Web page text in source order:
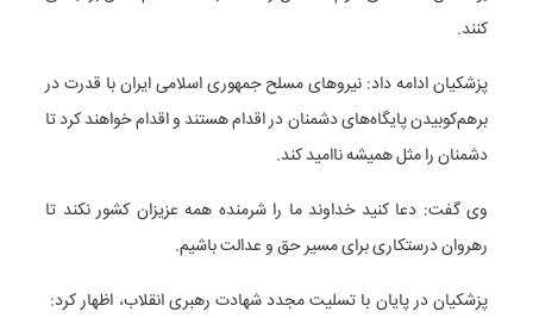
کنند.
پزشکیان ادامه داد: نیروهای مسلح جمهوری اسلامی ایران با قدرت در
برهم‌کوبیدن پایگاه‌های دشمنان در اقدام هستند و اقدام خواهند کرد تا
دشمنان را مثل همیشه ناامید کند.
وی گفت: دعا کنید خداوند ما را شرمنده همه عزیزان کشور نکند تا
رهروان درستکاری برای مسیر حق و عدالت باشیم.
پزشکیان در پایان با تسلیت مجدد شهادت رهبری انقلاب، اظهار کرد: